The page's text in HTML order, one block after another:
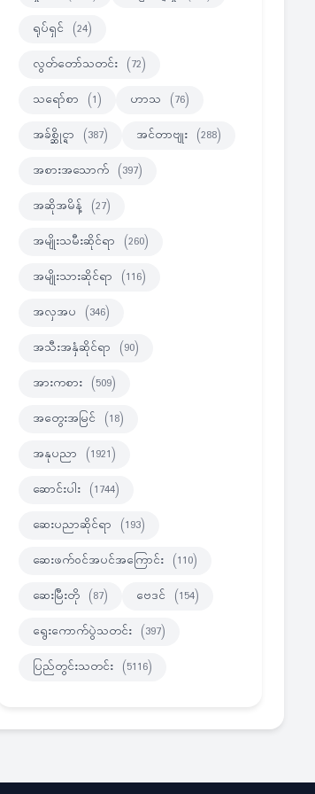
ရုပ်ရှင် (24)
လွတ်တော်သတင်း (72)
သရော်စာ (1) ဟာသ (76)
အခ်စ္ဆိုင္ရာ (387) အင်တာဗျုး (288)
အစားအသောက် (397)
အဆိုအမိန့် (27)
အမျိုးသမီးဆိုင်ရာ (260)
အမျိုးသားဆိုင်ရာ (116)
အလှအပ (346)
အသီးအနှံဆိုင်ရာ (90)
အားကစား (509)
အတွေးအမြင် (18)
အနုပညာ (1921)
ဆောင်းပါး (1744)
ဆေးပညာဆိုင်ရာ (193)
ဆေးဖက်ဝင်အပင်အကြောင်း (110)
ဆေးမြီးတို (87) ဗေဒင် (154)
ရွေးကောက်ပွဲသတင်း (397)
ပြည်တွင်းသတင်း (5116)